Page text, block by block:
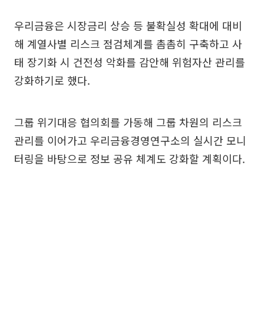
우리금융은 시장금리 상승 등 불확실성 확대에 대비
해 계열사별 리스크 점검체계를 촘촘히 구축하고 사
태 장기화 시 건전성 악화를 감안해 위험자산 관리를
강화하기로 했다.
그룹 위기대응 협의회를 가동해 그룹 차원의 리스크
관리를 이어가고 우리금융경영연구소의 실시간 모니
터링을 바탕으로 정보 공유 체계도 강화할 계획이다.